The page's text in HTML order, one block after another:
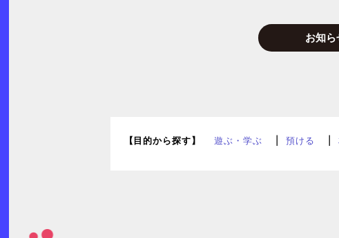
お知
【目的から探す】 遊ぶ・学ぶ 預ける